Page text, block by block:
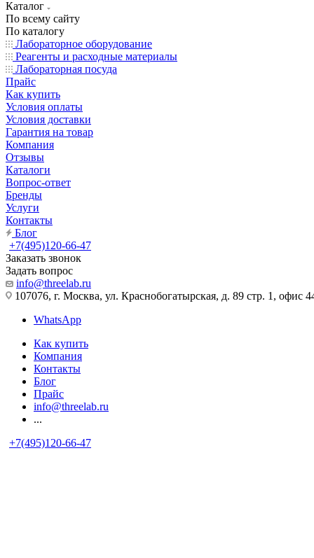
Каталог
По всему сайту
По каталогу
Лабораторное оборудование
Реагенты и расходные материалы
Лабораторная посуда
Прайс
Как купить
Условия оплаты
Условия доставки
Гарантия на товар
Компания
Отзывы
Каталоги
Вопрос-ответ
Бренды
Услуги
Контакты
Блог
+7(495)120-66-47
Заказать звонок
Задать вопрос
info@threelab.ru
107076, г. Москва, ул. Краснобогатырская, д. 89 стр. 1, офис
WhatsApp
Как купить
Компания
Контакты
Блог
Прайс
info@threelab.ru
...
+7(495)120-66-47